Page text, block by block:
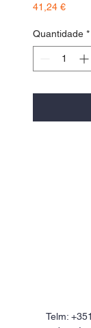
41,24 €Preço
Quantidade *
Telm: